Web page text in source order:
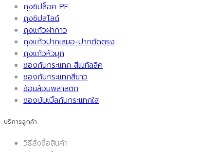
ถุงซิปล็อค PE
ถุงซิปสไลด์
ถุงแก้วฝากาว
ถุงแก้วปากเสมอ-ปากตัดตรง
ถุงแก้วหัวมุก
ซองกันกระแทก สีเมทัลลิค
ซองกันกระแทกสีขาว
ช้อนส้อมพลาสติก
ซองบับเบิ้ลกันกระแทกใส
บริการลูกค้า
วิธีสั่งซื้อสินค้า